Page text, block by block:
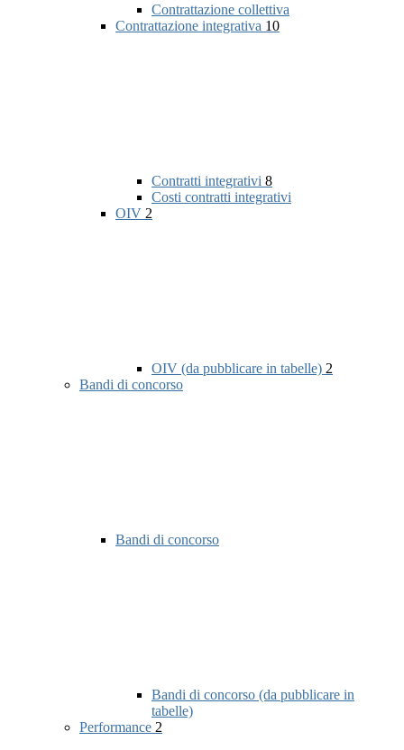
Contrattazione collettiva
Contrattazione integrativa 10
Contratti integrativi 8
Costi contratti integrativi
OIV 2
OIV (da pubblicare in tabelle) 2
Bandi di concorso
Bandi di concorso
Bandi di concorso (da pubblicare in
tabelle)
Performance 2